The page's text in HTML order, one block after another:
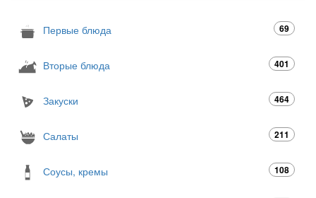
Первые блюда 69
Вторые блюда 401
Закуски 464
Салаты 211
Соусы, кремы 108